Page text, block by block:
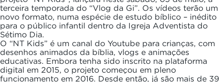
terceira temporada do “Vlog da Gi”. Os vídeos terão um
novo formato, numa espécie de estudo bíblico – inédito
para o público infantil dentro da Igreja Adventista do
Sétimo Dia.
O “NT Kids” é um canal do Youtube para crianças, com
desenhos animados da bíblia, vlogs e animações
educativas. Embora tenha sido inscrito na plataforma
digital em 2015, o projeto começou em pleno
funcionamento em 2016. Desde então, já são mais de 39